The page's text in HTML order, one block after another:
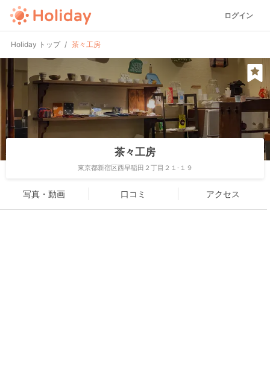
ログイン
Holiday トップ 茶々工房
茶々工房
東京都新宿区西早稲田２丁目２１-１９
写真・動画 口コミ アクセス